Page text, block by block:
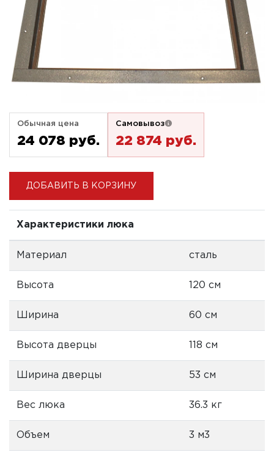
Обычная цена
24 078 pуб.
Самовывоз
22 874 pуб.
ДОБАВИТЬ В КОРЗИНУ
Характеристики люка
Материал сталь
Высота 120 см
Ширина 60 см
Высота дверцы 118 см
Ширина дверцы 53 см
Вес люка 36.3 кг
Объем 3 м3